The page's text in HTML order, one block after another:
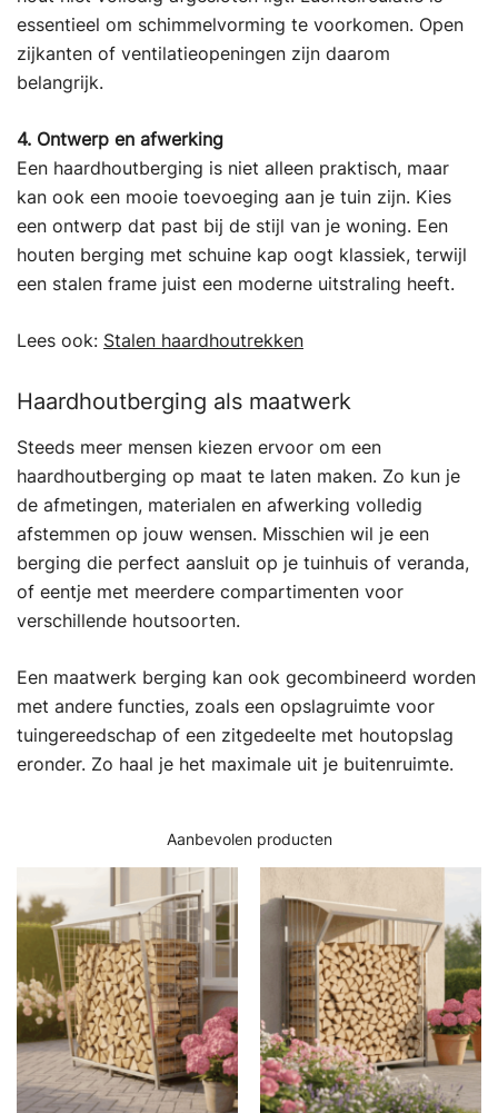
essentieel om schimmelvorming te voorkomen. Open
zijkanten of ventilatieopeningen zijn daarom
belangrijk.
4. Ontwerp en afwerking
Een haardhoutberging is niet alleen praktisch, maar
kan ook een mooie toevoeging aan je tuin zijn. Kies
een ontwerp dat past bij de stijl van je woning. Een
houten berging met schuine kap oogt klassiek, terwijl
een stalen frame juist een moderne uitstraling heeft.
Lees ook: Stalen haardhoutrekken
Haardhoutberging als maatwerk
Steeds meer mensen kiezen ervoor om een
haardhoutberging op maat te laten maken. Zo kun je
de afmetingen, materialen en afwerking volledig
afstemmen op jouw wensen. Misschien wil je een
berging die perfect aansluit op je tuinhuis of veranda,
of eentje met meerdere compartimenten voor
verschillende houtsoorten.
Een maatwerk berging kan ook gecombineerd worden
met andere functies, zoals een opslagruimte voor
tuingereedschap of een zitgedeelte met houtopslag
eronder. Zo haal je het maximale uit je buitenruimte.
Aanbevolen producten